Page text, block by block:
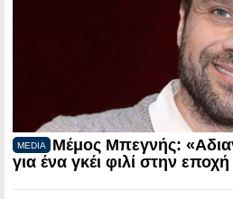
MEDIA
Μέμος Μπεγνής:
για ένα γκέι φιλί στην